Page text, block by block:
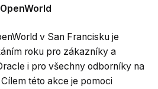
v San Francisku je
roku pro zákazníky a
i pro všechny odborníky na
této akce je pomoci